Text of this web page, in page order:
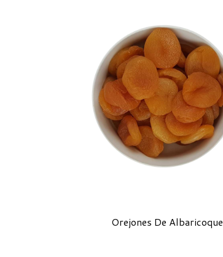
Orejones De Albaricoque